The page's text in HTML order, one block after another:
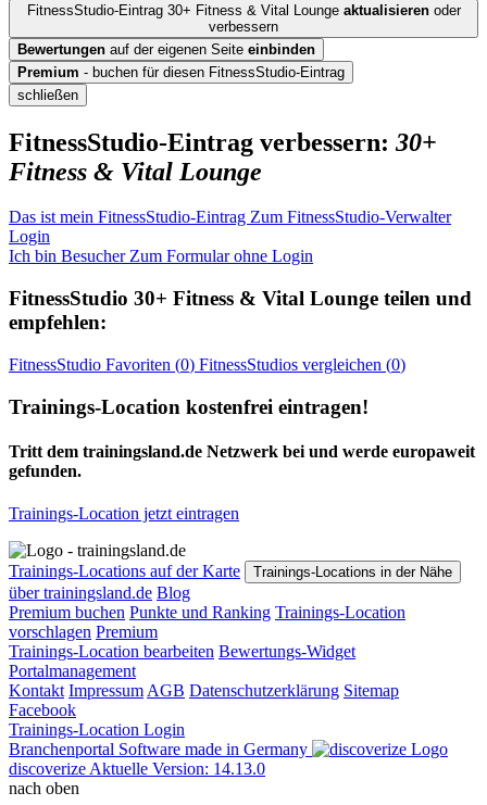
FitnessStudio-Eintrag 30+ Fitness & Vital Lounge aktualisierenoder
verbessern
Bewertungen auf der eigenen Seite einbinden
Premium - buchen für diesen FitnessStudio-Eintrag
schließen
FitnessStudio-Eintrag verbessern: 30+
Fitness & Vital Lounge
Das ist mein FitnessStudio-Eintrag Zum FitnessStudio-Verwalter
Login
Ich bin BesucherZum Formular ohne Login
FitnessStudio 30+ Fitness & Vital Lounge teilen und
empfehlen:
FitnessStudio Favoriten (0) FitnessStudios vergleichen (0)
Trainings-Location kostenfrei eintragen!
Tritt dem trainingsland.de Netzwerk bei und werde europaweit
gefunden.
Trainings-Location jetzt eintragen
Trainings-Locations auf der Karte Trainings-Locations in der Nähe
über trainingsland.de Blog
Premium buchen Punkte und Ranking Trainings-Location
vorschlagen Premium
Trainings-Location bearbeiten Bewertungs-Widget
Portalmanagement
Kontakt Impressum AGB Datenschutzerklärung Sitemap
Facebook
Trainings-Location Login
Branchenportal Software made in Germany
discoverize Aktuelle Version: 14.13.0
nach oben